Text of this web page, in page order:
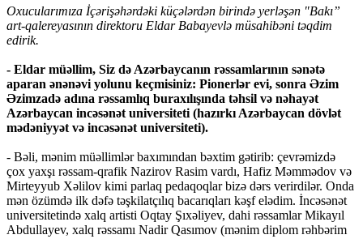
Oxucularımıza İçərişəhərdəki küçələrdən birində yerləşən "Bakı”
art-qalereyasının direktoru Eldar Babayevlə müsahibəni təqdim
edirik.
- Eldar müəllim, Siz də Azərbaycanın rəssamlarının sənətə
aparan ənənəvi yolunu keçmisiniz: Pionerlər evi, sonra Əzim
Əzimzadə adına rəssamlıq buraxılışında təhsil və nəhayət
Azərbaycan incəsənət universiteti (hazırkı Azərbaycan dövlət
mədəniyyət və incəsənət universiteti).
- Bəli, mənim müəllimlər baxımından bəxtim gətirib: çevrəmizdə
çox yaxşı rəssam-qrafik Nazirov Rasim vardı, Hafiz Məmmədov və
Mirteyyub Xəlilov kimi parlaq pedaqoqlar bizə dərs verirdilər. Onda
mən özümdə ilk dəfə təşkilatçılıq bacarıqları kəşf elədim. İncəsənət
universitetində xalq artisti Oqtay Şıxəliyev, dahi rəssamlar Mikayıl
Abdullayev, xalq rəssamı Nadir Qasımov (mənim diplom rəhbərim